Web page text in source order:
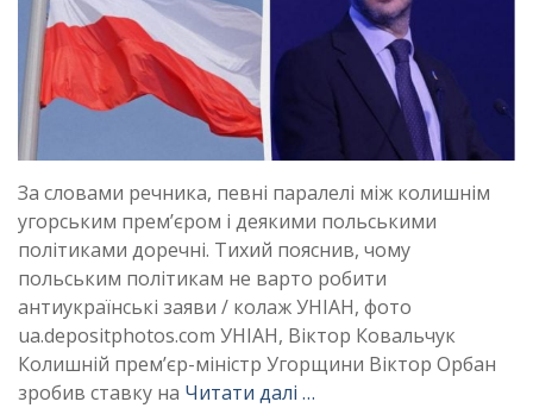
За словами речника, певні паралелі між колишнім
угорським прем’єром і деякими польськими
політиками доречні. Тихий пояснив, чому
польським політикам не варто робити
антиукраїнські заяви / колаж УНІАН, фото
ua.depositphotos.com УНІАН, Віктор Ковальчук
Колишній прем’єр-міністр Угорщини Віктор Орбан
зробив ставку на Читати далі …